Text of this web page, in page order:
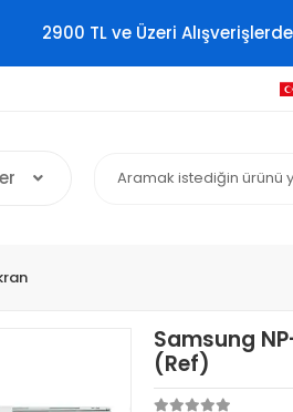
2900 TL ve Üzeri
Samsung
(Ref)